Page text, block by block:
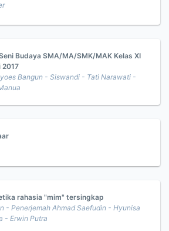
Budaya SMA/MA/SMK/MAK Kelas XI
2017
Bangun - Siswandi - Tati Narawati -
rahasia "mim" tersingkap
- Penerjemah Ahmad Saefudin - Hyunisa
- Erwin Putra